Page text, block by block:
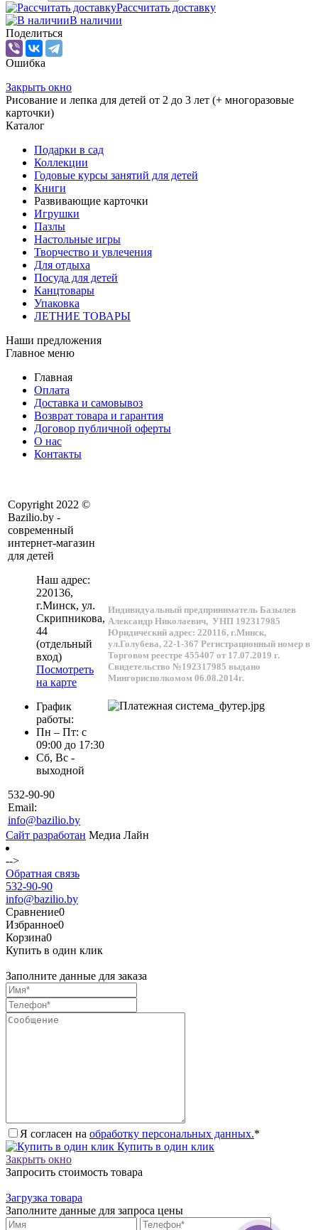
Рассчитать доставку
В наличии
Поделиться
Ошибка
Закрыть окно
Рисование и лепка для детей от 2 до 3 лет (+ многоразовые
карточки)
Каталог
Подарки в сад
Коллекции
Годовые курсы занятий для детей
Книги
Развивающие карточки
Игрушки
Пазлы
Настольные игры
Творчество и увлечения
Для отдыха
Посуда для детей
Канцтовары
Упаковка
ЛЕТНИЕ ТОВАРЫ
Наши предложения
Главное меню
Главная
Оплата
Доставка и самовывоз
Возврат товара и гарантия
Договор публичной оферты
О нас
Контакты
Copyright 2022 ©
Bazilio.by -
современный
интернет-магазин
для детей
Наш адрес:
220136,
г.Минск, ул.
Скрипникова,
44
(отдельный
вход)
Посмотреть
на карте
График
работы:
Пн – Пт: с
09:00 до 17:30
Сб, Вс -
выходной
532-90-90
Email:
info@bazilio.by
Индивидуальный предприниматель Базылев
Александр Николаевич, УНП 192317985
Юридический адрес: 220116, г.Минск,
ул.Голубева, 22-1-367 Регистрационный номер в
Торговом реестре 455407 от 17.07.2019 г.
Свидетельство №192317985 выдано
Мингорисполкомом 06.08.2014г.
Сайт разработан Медиа Лайн
-->
Обратная связь
532-90-90
info@bazilio.by
Сравнение0
Избранное0
Корзина0
Купить в один клик
Заполните данные для заказа
Я согласен на обработку персональных данных.*
Купить в один клик
Закрыть окно
Запросить стоимость товара
Загрузка товара
Заполните данные для запроса цены